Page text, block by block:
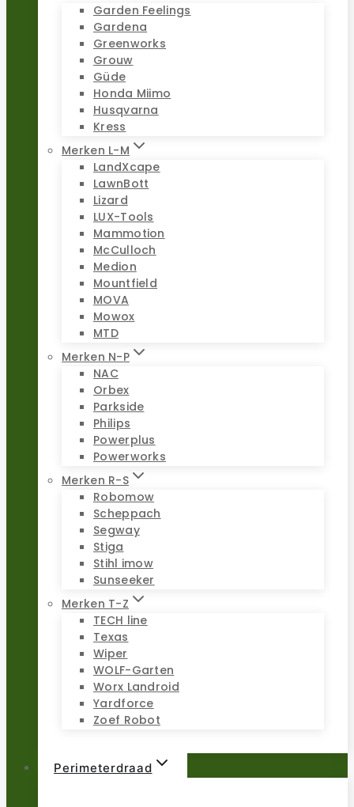
Garden Feelings
Gardena
Greenworks
Grouw
Güde
Honda Miimo
Husqvarna
Kress
Merken L-M
LandXcape
LawnBott
Lizard
LUX-Tools
Mammotion
McCulloch
Medion
Mountfield
MOVA
Mowox
MTD
Merken N-P
NAC
Orbex
Parkside
Philips
Powerplus
Powerworks
Merken R-S
Robomow
Scheppach
Segway
Stiga
Stihl imow
Sunseeker
Merken T-Z
TECH line
Texas
Wiper
WOLF-Garten
Worx Landroid
Yardforce
Zoef Robot
Perimeterdraad